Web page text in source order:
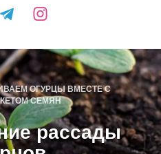
ОГУРЦЫ ВМЕСТЕ С
СЕМЯН
рассады